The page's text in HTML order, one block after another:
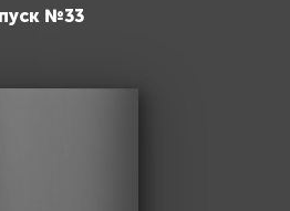
№33